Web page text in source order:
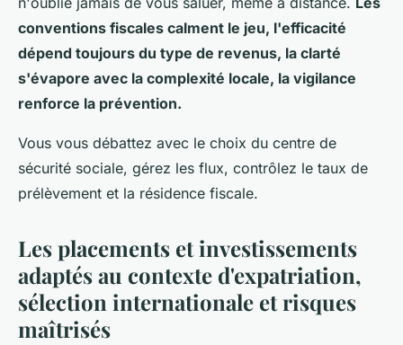
conventions fiscales calment le jeu, l'efficacité
dépend toujours du type de revenus, la clarté
s'évapore avec la complexité locale, la vigilance
renforce la prévention.
Vous vous débattez avec le choix du centre de
sécurité sociale, gérez les flux, contrôlez le taux de
prélèvement et la résidence fiscale.
Les placements et investissements
adaptés au contexte d'expatriation,
sélection internationale et risques
maîtrisés